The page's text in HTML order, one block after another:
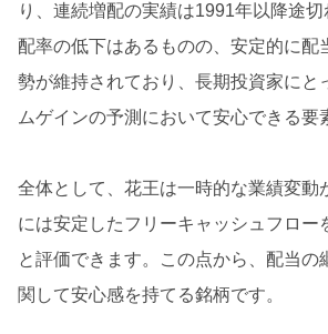
り、連続増配の実績は1991年以降途
配率の低下はあるものの、安定的に配
勢が維持されており、長期投資家にと
ムゲインの予測において安心できる要
全体として、花王は一時的な業績変動
には安定したフリーキャッシュフロー
と評価できます。この点から、配当の
関して安心感を持てる銘柄です。